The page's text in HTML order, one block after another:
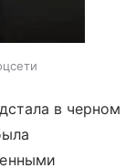
в черном